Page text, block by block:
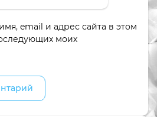
email и адрес сайта в этом
моих